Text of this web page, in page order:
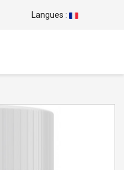
Langues :